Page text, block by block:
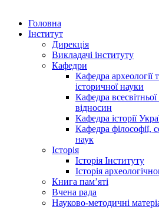
Головна
Інститут
Дирекція
Викладачі інституту
Кафедри
Кафедра археології
історичної науки
Кафедра
відносин
Кафедра історії
Кафедра філософії,
наук
Історія
Історія Інституту
Історія
Книга памʼяті
Вчена рада
Науково-методичні